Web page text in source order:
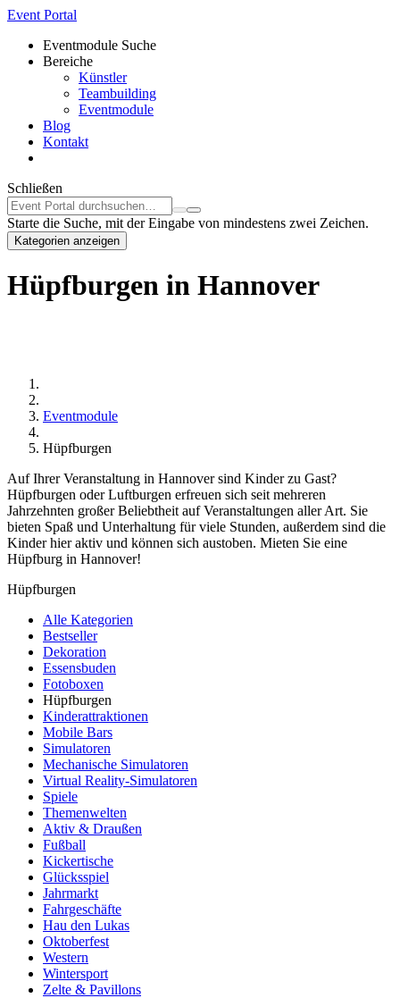
Event Portal
Eventmodule Suche
Bereiche
Künstler
Teambuilding
Eventmodule
Blog
Kontakt
Schließen
Starte die Suche, mit der Eingabe von mindestens zwei Zeichen.
Kategorien anzeigen
Hüpfburgen in Hannover
Eventmodule
Hüpfburgen
Auf Ihrer Veranstaltung in Hannover sind Kinder zu Gast?
Hüpfburgen oder Luftburgen erfreuen sich seit mehreren
Jahrzehnten großer Beliebtheit auf Veranstaltungen aller Art. Sie
bieten Spaß und Unterhaltung für viele Stunden, außerdem sind die
Kinder hier aktiv und können sich austoben. Mieten Sie eine
Hüpfburg in Hannover!
Hüpfburgen
Alle Kategorien
Bestseller
Dekoration
Essensbuden
Fotoboxen
Hüpfburgen
Kinderattraktionen
Mobile Bars
Simulatoren
Mechanische Simulatoren
Virtual Reality-Simulatoren
Spiele
Themenwelten
Aktiv & Draußen
Fußball
Kickertische
Glücksspiel
Jahrmarkt
Fahrgeschäfte
Hau den Lukas
Oktoberfest
Western
Wintersport
Zelte & Pavillons